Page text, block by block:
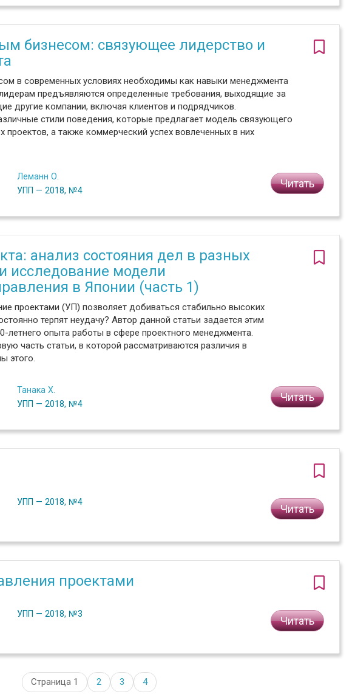
бизнесом: связующее лидерство и
в современных условиях необходимы как навыки менеджмента
предъявляются определенные требования, выходящие за
другие компании, включая клиентов и подрядчиков.
стили поведения, которые предлагает модель связующего
проектов, а также коммерческий успех вовлеченных в них
Леманн О.
УПП — 2018, №4
Читать
анализ состояния дел в разных
исследование модели
в Японии (часть 1)
проектами (УП) позволяет добиваться стабильно высоких
терпят неудачу? Автор данной статьи задается этим
летнего опыта работы в сфере проектного менеджмента.
часть статьи, в которой рассматриваются различия в
этого.
Танака Х.
УПП — 2018, №4
Читать
УПП — 2018, №4
Читать
проектами
УПП — 2018, №3
Читать
Страница 1 2 3 4